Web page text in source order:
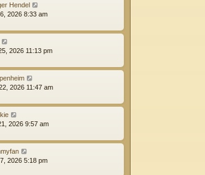
Hendel
2026 8:33 am
2026 11:13 pm
2026 11:47 am
2026 9:57 am
2026 5:18 pm